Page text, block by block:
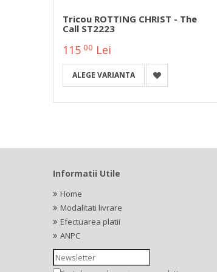
Tricou ROTTING CHRIST - The
Call ST2223
115 00 Lei
ALEGE VARIANTA
Informatii Utile
Home
Modalitati livrare
Efectuarea platii
ANPC